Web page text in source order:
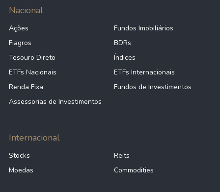
Nacional
Ações
Fundos Imobiliários
Fiagros
BDRs
Tesouro Direto
Índices
ETFs Nacionais
ETFs Internacionais
Renda Fixa
Fundos de Investimentos
Assessorias de Investimentos
Internacional
Stocks
Reits
Moedas
Commodities